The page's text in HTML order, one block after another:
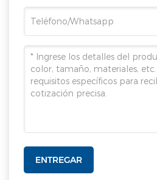
ENTREGAR